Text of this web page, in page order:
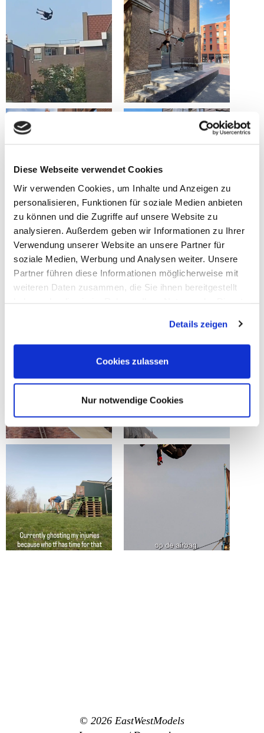
Diese Webseite verwendet Cookies
Wir verwenden Cookies, um Inhalte und Anzeigen zu
personalisieren, Funktionen für soziale Medien anbieten
zu können und die Zugriffe auf unsere Website zu
analysieren. Außerdem geben wir Informationen zu Ihrer
Verwendung unserer Website an unsere Partner für
soziale Medien, Werbung und Analysen weiter. Unsere
Partner führen diese Informationen möglicherweise mit
weiteren Daten zusammen, die Sie ihnen bereitgestellt
Details zeigen
Cookies zulassen
Nur notwendige Cookies
© 2026 EastWestModels